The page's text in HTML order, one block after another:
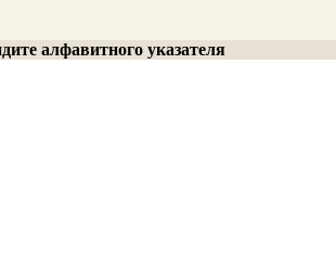
алфавитного указателя